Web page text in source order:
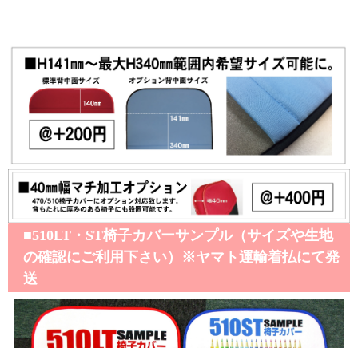
■510LT・ST椅子カバーサンプル（サイズや生地
の確認にご利用下さい）※ヤマト運輸着払にて発
送